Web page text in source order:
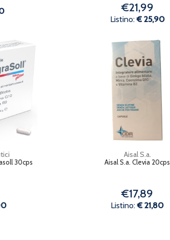
€21,99
Listino:€ 25,90
30cps
Aisal S.a.
Aisal S.a. Clevia 20cps
€17,89
Listino:€ 21,80